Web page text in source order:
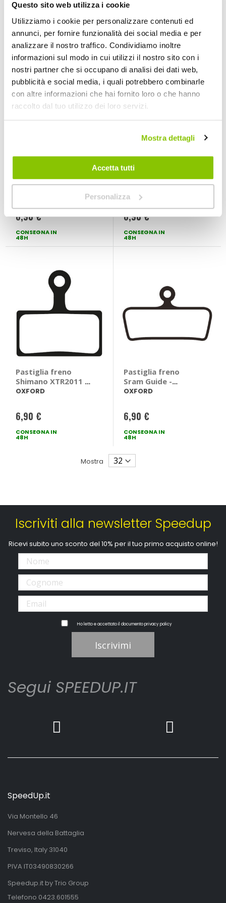
Questo sito web utilizza i cookie
Utilizziamo i cookie per personalizzare contenuti ed
annunci, per fornire funzionalità dei social media e per
analizzare il nostro traffico. Condividiamo inoltre
informazioni sul modo in cui utilizzi il nostro sito con i
nostri partner che si occupano di analisi dei dati web,
pubblicità e social media, i quali potrebbero combinarle
con altre informazioni che hai fornito loro o che hanno
raccolto dal tuo utilizzo dei loro servizi.
Mostra dettagli
Accetta tutti
Personalizza
5,05 €
CONSEGNA IN
48H
5,05 €
CONSEGNA IN
48H
Shimano, Deore -
6,90 €
CONSEGNA IN
48H
Pastiglia freno
Shimano, XTR -
6,90 €
CONSEGNA IN
48H
Pastiglia freno
Shimano XTR2011 -
OXFORD
OXFORD
6,90 €
CONSEGNA IN
48H
Pastiglia freno
Sram Guide -
OXFORD
OXFORD
6,90 €
CONSEGNA IN
48H
Mostra
Iscriviti alla newsletter Speedup
Ricevi subito uno sconto del 10% per il tuo primo acquisto online!
Ho letto e accettato il documentoprivacy policy
Iscrivimi
Segui SPEEDUP.IT
SpeedUp.it
Via Montello 46
Nervesa della Battaglia
Treviso, Italy 31040
PIVA IT03490830266
Speedup.it by Trio Group
Telefono 0423.601555